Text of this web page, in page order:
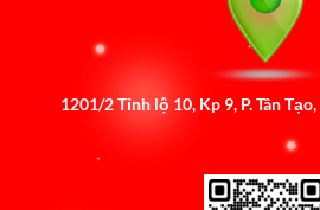
1201/2 Tỉnh lộ 10, Kp 9, P. Tân Tạo,